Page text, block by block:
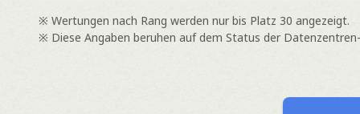
※ Wertungen nach Rang werden nur bis Platz 30 angezeigt.
※ Diese Angaben beruhen auf dem Status der